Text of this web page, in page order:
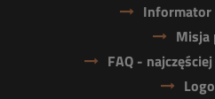
Informator
Misja
FAQ -